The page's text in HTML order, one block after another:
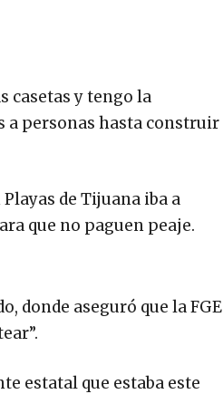
casetas y tengo la
a personas hasta construir
de Tijuana iba a
que no paguen peaje.
donde aseguró que la FGE
estatal que estaba este